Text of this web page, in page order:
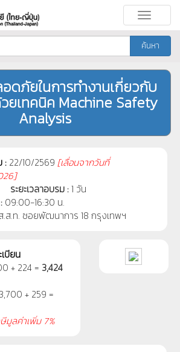
Toggle
ค้นหา
ดภัยในการทำงานเกี่ยวกับ
ยเทคนิค Machine Safety
Analysis
: 22/10/2569 [เลื่อนจากวันที่
ระยะเวลาอบรม :1 วัน
09:00-16:30 น.
.ส.ท. ซอยพัฒนาการ 18 กรุงเทพฯ
บียน
+ 224 = 3,424
3,700 + 259 =
มูลค่าเพิ่ม 7%